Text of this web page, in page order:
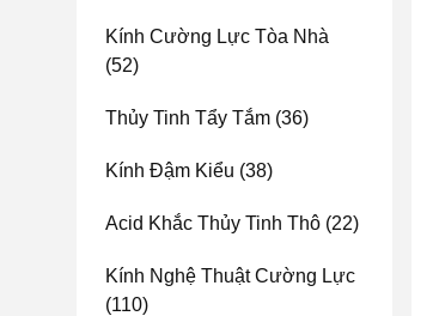
Kính Cường Lực Tòa Nhà
(52)
Thủy Tinh Tẩy Tắm (36)
Kính Đậm Kiểu (38)
Acid Khắc Thủy Tinh Thô (22)
Kính Nghệ Thuật Cường Lực
(110)